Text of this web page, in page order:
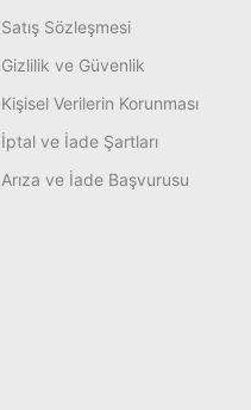
Satış Sözleşmesi
Gizlilik ve Güvenlik
Kişisel Verilerin Korunması
İptal ve İade Şartları
Arıza ve İade Başvurusu